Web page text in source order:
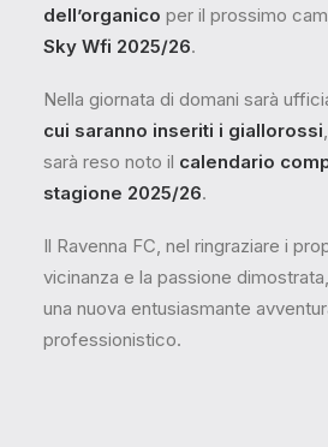
dell’organico per il prossimo
Sky Wfi 2025/26.
Nella giornata di domani sarà
cui saranno inseriti i giallorossi
sarà reso noto il calendario
stagione 2025/26.
Il Ravenna FC, nel ringraziare i
vicinanza e la passione
una nuova entusiasmante
professionistico.